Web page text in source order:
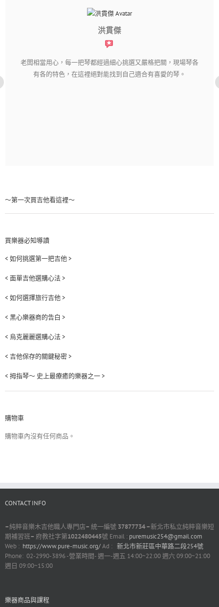
場琴各
～第一次買吉他看這裡～
買樂器必知導讀
< 如何挑選第一把吉他 >
< 面單吉他選購心法 >
< 如何選擇旅行吉他 >
< 黑心樂器商的告白 >
< 烏克麗麗選購心法 >
< 吉他保存的關鍵秘密 >
< 拇指琴～ 史上最療癒的樂器之一 >
購物車
購物車內沒有任何商品。
CONTACT INFO
–純粹音樂木吉他職人專門店– 統一編號 37877734 –新北市私立純粹音樂短
期補習班– 府教社字第1022480445號 Email : puremusic254@gmail.com
Web : https://www.pure-music.org/Ad : 新北市新莊區中華路二段254號
Phone: 02-2990-3896 -營業時間- 週一-週五 14:00~22:00 週六 09:00~21:00
週日 09:00~15:00
樂器商品與課程